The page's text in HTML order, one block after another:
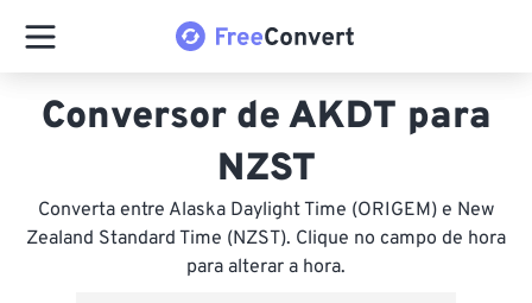
Conversor de AKDT para
NZST
Converta entre Alaska Daylight Time (ORIGEM) e New
Zealand Standard Time (NZST). Clique no campo de hora
para alterar a hora.